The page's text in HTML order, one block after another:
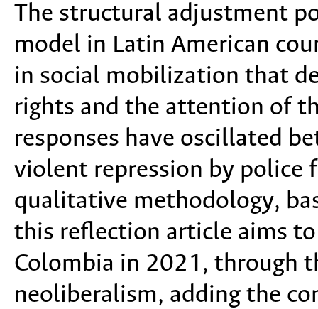
The structural adjustment
model in Latin American
in social mobilization that
rights and the attention of
responses have oscillated
violent repression by police
qualitative methodology,
this reflection article aims
Colombia in 2021, through
neoliberalism, adding the